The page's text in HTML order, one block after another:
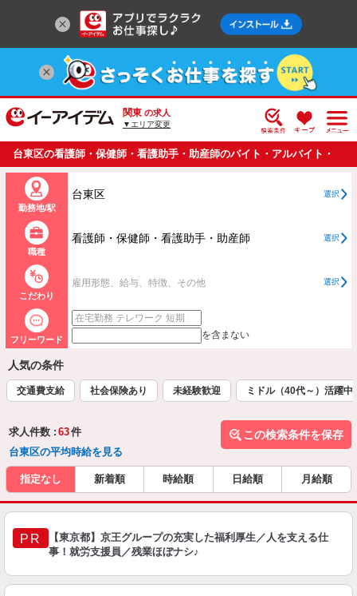
関東 の求人
▼エリア変更
台東区の看護師・保健師・看護助手・助産師のバイト・アルバイト・
パートの求人情報一覧
勤務地/駅
台東区 選択
職種
看護師・保健師・看護助手・助産師 選択
こだわり
雇用形態、給与、特徴、その他 選択
フリーワード を含まない
人気の条件
交通費支給 社会保険あり 未経験歓迎 ミドル（40代～）活躍中
求人件数 : 63件
台東区の平均時給を見る
この検索条件を保存
指定なし 新着順 時給順 日給順 月給順
PR
【東京都】京王グループの充実した福利厚生／人を支える仕
事！就労支援員／残業ほぼナシ♪